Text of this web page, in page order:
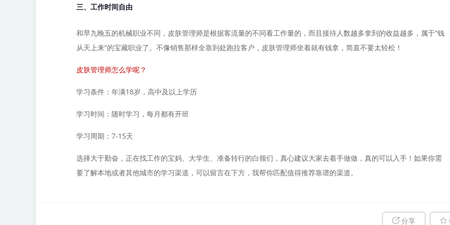
三、工作时间自由
和早九晚五的机械职业不同，皮肤管理师是根据客流量的不同看工作量的，而且接待人数越多拿到的收益越多，属于“钱
从天上来”的宝藏职业了。不像销售那样全靠到处跑拉客户，皮肤管理师坐着就有钱拿，简直不要太轻松！
皮肤管理师怎么学呢？
学习条件：年满18岁，高中及以上学历
学习时间：随时学习，每月都有开班
学习周期：7-15天
选择大于勤奋，正在找工作的宝妈、大学生、准备转行的白领们，真心建议大家去着手做做，真的可以入手！如果你需
要了解本地或者其他城市的学习渠道，可以留言在下方，我帮你匹配值得推荐靠谱的渠道。
分享